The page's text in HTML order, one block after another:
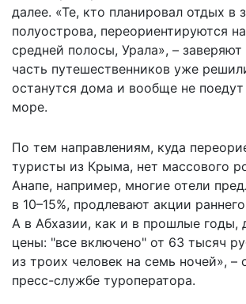
далее. «Те, кто планировал отдых в
полуострова, переориентируются
средней полосы, Урала», – заверяют
часть путешественников уже
останутся дома и вообще не
море.
По тем направлениям, куда
туристы из Крыма, нет массового
Анапе, например, многие отели
в 10–15%, продлевают акции
А в Абхазии, как и в прошлые годы,
цены: "все включено" от 63 тысяч
из троих человек на семь ночей», –
пресс-службе туроператора.